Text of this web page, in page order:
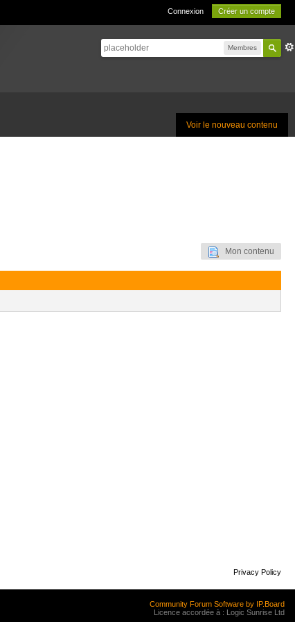
Connexion Créer un compte
Membres
Voir le nouveau contenu
Mon contenu
Privacy Policy
Community Forum Software by IP.Board
Licence accordée à : Logic Sunrise Ltd